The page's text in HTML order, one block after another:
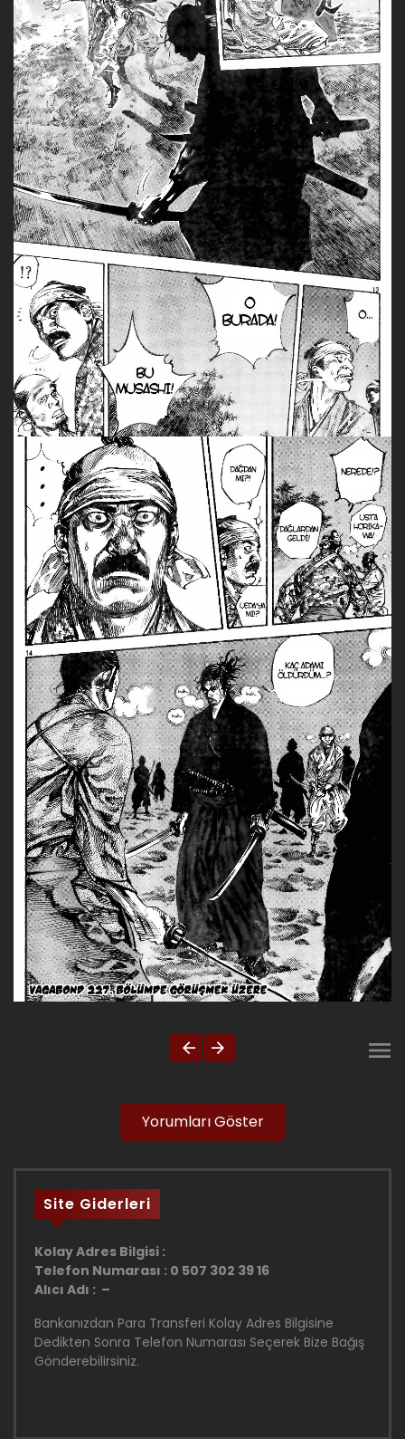
Yorumları Göster
Site Giderleri
Kolay Adres Bilgisi :
Telefon Numarası : 0 507 302 39 16
Alıcı Adı : –
Bankanızdan Para Transferi Kolay Adres Bilgisine
Dedikten Sonra Telefon Numarası Seçerek Bize Bağış
Gönderebilirsiniz.